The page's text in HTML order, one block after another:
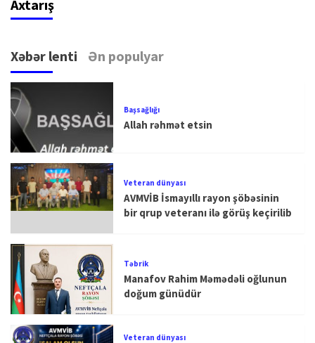
Axtarış
Xəbər lenti Ən populyar
Başsağlığı
Allah rəhmət etsin
Veteran dünyası
AVMVİB İsmayıllı rayon şöbəsinin
bir qrup veteranı ilə görüş keçirilib
Təbrik
Manafov Rahim Məmədəli oğlunun
doğum günüdür
Veteran dünyası